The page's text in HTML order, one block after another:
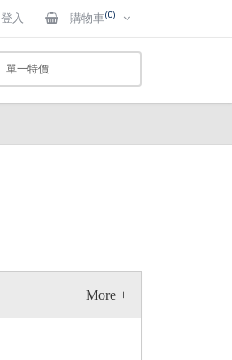
登入 購物車(0)